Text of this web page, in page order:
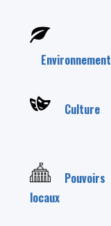
Environnement
Culture
Pouvoirs
locaux